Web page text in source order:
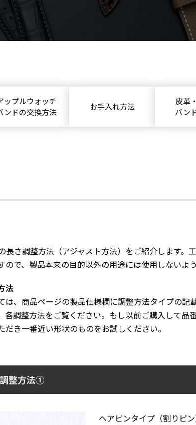
ップルウォッチ
ンドの交換方法
お手入れ方法
皮革
バン
長さ調整方法（アジャスト方法）をご紹介します。
で、製品本来の目的以外の用途には使用しないよう
法
は、商品ページの製品仕様欄に調整方法タイプの記
各調整方法をご覧ください。もし以前ご購入して品
き一番近い形状のものをお試しください。
整方法①
ヘアピンタイプ（割りピ